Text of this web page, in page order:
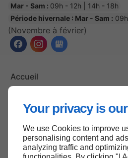
Your privacy is
We use Cookies to improve
personalising content and
analyzing traffic and
Mar - Sam : 09h - 12h | 14h - 18h
Période hivernale : Mar - Sam :
(Novembre à février)
Accueil
Mentions légales
Plan du site